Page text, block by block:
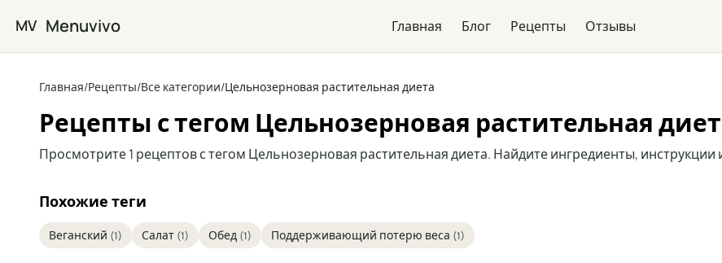
Перейти к основному содержимому
MV Menuvivo Главная Блог Рецепты Отзывы
Главная/Рецепты/Все категории/Цельнозерновая растительная диета
Рецепты с тегом Цельнозерновая растительная
Просмотрите 1 рецептов с тегом Цельнозерновая растительная диета. Найдите ингредиенты, инструкции
Похожие теги
Веганский (1) Салат (1) Обед (1) Поддерживающий потерю веса (1)